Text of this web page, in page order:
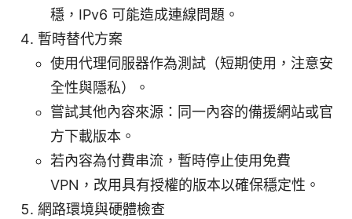
穩，IPv6 可能造成連線問題。
暫時替代方案
使用代理伺服器作為測試（短期使用，注意安
全性與隱私）。
嘗試其他內容來源：同一內容的備援網站或官
方下載版本。
若內容為付費串流，暫時停止使用免費
VPN，改用具有授權的版本以確保穩定性。
網路環境與硬體檢查